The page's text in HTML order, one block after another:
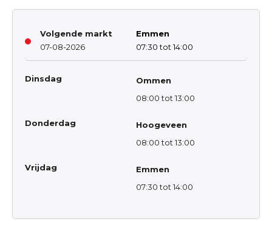
Volgende markt
07-08-2026
Emmen
07:30 tot 14:00
Dinsdag
Ommen
08:00 tot 13:00
Donderdag
Hoogeveen
08:00 tot 13:00
Vrijdag
Emmen
07:30 tot 14:00